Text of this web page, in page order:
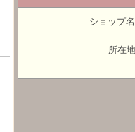
ショップ
所在